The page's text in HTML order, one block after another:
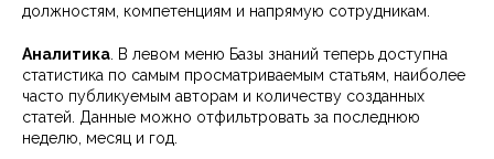
должностям, компетенциям и напрямую сотрудникам.
Аналитика . В левом меню Базы знаний теперь доступна
статистика по самым просматриваемым статьям, наиболее
часто публикуемым авторам и количеству созданных
статей. Данные можно отфильтровать за последнюю
неделю, месяц и год.